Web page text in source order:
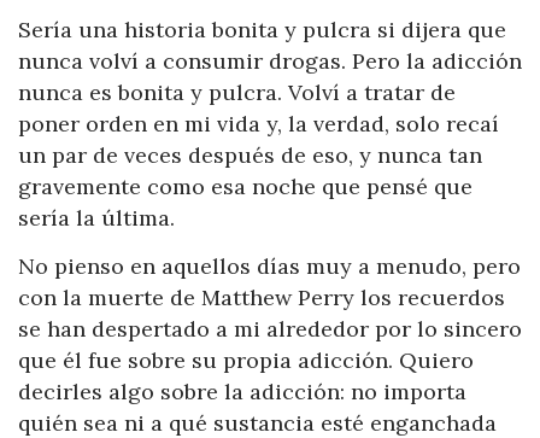
Sería una historia bonita y pulcra si dijera que
nunca volví a consumir drogas. Pero la adicción
nunca es bonita y pulcra. Volví a tratar de
poner orden en mi vida y, la verdad, solo recaí
un par de veces después de eso, y nunca tan
gravemente como esa noche que pensé que
sería la última.
No pienso en aquellos días muy a menudo, pero
con la muerte de Matthew Perry los recuerdos
se han despertado a mi alrededor por lo sincero
que él fue sobre su propia adicción. Quiero
decirles algo sobre la adicción: no importa
quién sea ni a qué sustancia esté enganchada